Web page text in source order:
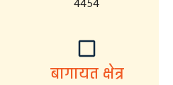
4454
बागायत क्षेत्र